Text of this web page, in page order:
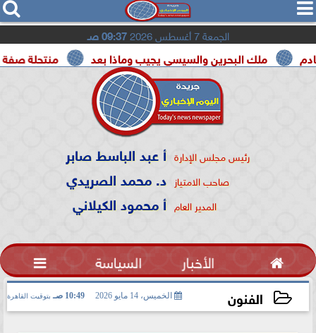
  
الجمعة 7 أغسطس 2026 09:37 صـ
منتحلة صفة صحفية ملك البحرين والسيسي يجيب وماذا بعد
رئيس مجلس الإدارة أ عبد الباسط صابر
صاحب الامتياز د. محمد الصريدي
المدير العام أ محمود الكيلاني
 الأخبار السياسة 
الفنون الخميس، 14 مايو 2026 10:49 صـ بتوقيت القاهرة